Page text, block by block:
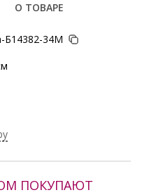
О ТОВАРЕ
Б14382-34М
Демисезон, Зима, Осень,
ПОКУПАЮТ